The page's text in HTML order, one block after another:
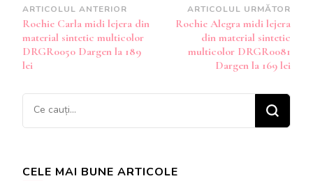
Navigare
în
articole
ARTICOLUL ANTERIOR
Rochie Carla midi lejera din
material sintetic multicolor
DRGR0050 Dargen la 189
lei
ARTICOLUL URMĂTOR
Rochie Alegra midi lejera
din material sintetic
multicolor DRGR0081
Dargen la 169 lei
Cauți
ceva?
CELE MAI BUNE ARTICOLE